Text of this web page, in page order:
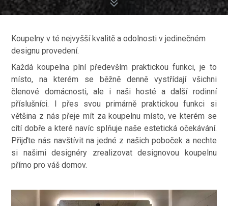
Koupelny v té nejvyšší kvalitě a odolnosti v jedinečném
designu provedení.
Každá koupelna plní především praktickou funkci, je to
místo, na kterém se běžně denně vystřídají všichni
členové domácnosti, ale i naši hosté a další rodinní
příslušníci. I přes svou primárně praktickou funkci si
většina z nás přeje mít za koupelnu místo, ve kterém se
cítí dobře a které navíc splňuje naše estetická očekávání.
Přijďte nás navštívit na jedné z našich poboček a nechte
si našimi designéry zrealizovat designovou koupelnu
přímo pro váš domov.